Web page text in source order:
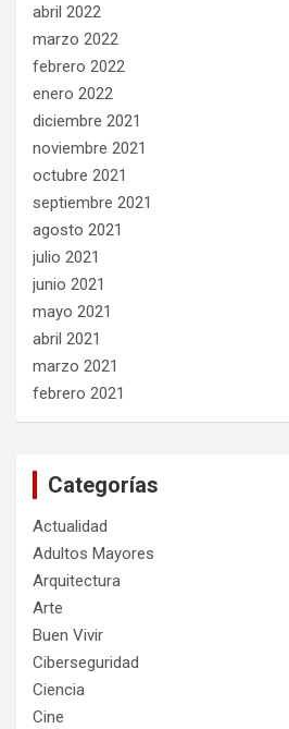
abril 2022
marzo 2022
febrero 2022
enero 2022
diciembre 2021
noviembre 2021
octubre 2021
septiembre 2021
agosto 2021
julio 2021
junio 2021
mayo 2021
abril 2021
marzo 2021
febrero 2021
Categorías
Actualidad
Adultos Mayores
Arquitectura
Arte
Buen Vivir
Ciberseguridad
Ciencia
Cine